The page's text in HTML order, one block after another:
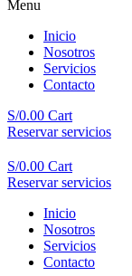
Menu
Inicio
Nosotros
Servicios
Contacto
S/0.00 Cart
Reservar servicios
S/0.00 Cart
Reservar servicios
Inicio
Nosotros
Servicios
Contacto